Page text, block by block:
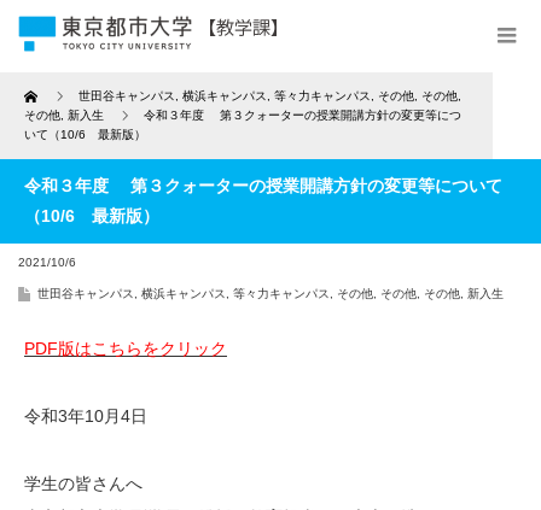
Home 世田谷キャンパス 横浜キャンパス 等々力キャンパス その他 その他
その他 新入生
令和３年度 第３クォーターの授業開講方針の変更等につ
いて（10/6 最新版）
令和３年度 第３クォーターの授業開講方針の変更等について
（10/6 最新版）
2021/10/6
世田谷キャンパス 横浜キャンパス 等々力キャンパス その他 その他 その他 新入生
PDF版はこちらをクリック
令和3年10月4日
学生の皆さんへ